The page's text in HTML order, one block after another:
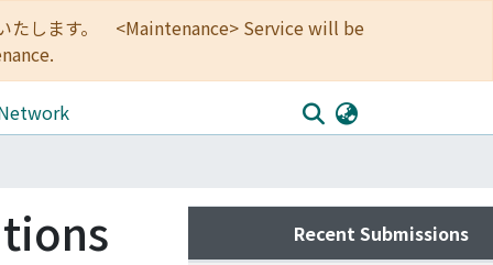
たします。 <Maintenance> Service will be
Recent Submissions